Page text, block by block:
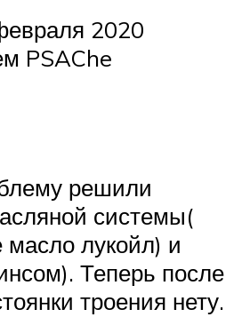
2020
PSAChe
решили
системы(
лукойл) и
Теперь после
троения нету.